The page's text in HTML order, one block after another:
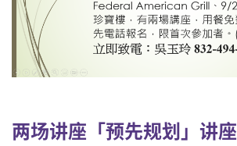
两场讲座 「预先规划」讲座